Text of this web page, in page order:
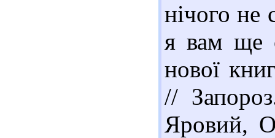
нічого не
я вам ще
нової
//
Яровий,